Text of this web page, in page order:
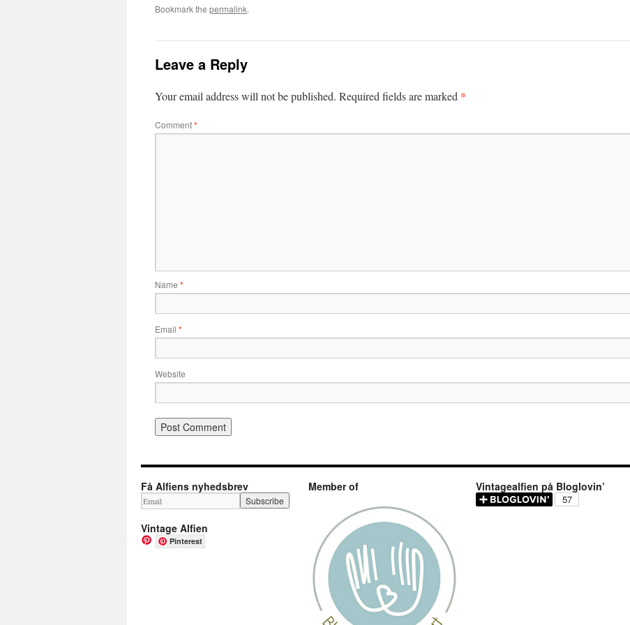
Bookmark the permalink.
Leave a Reply
Your email address will not be published. Required fields are marked *
Comment*
Name *
Email *
Website
Få Alfiens nyhedsbrev
Vintage Alfien
Pinterest
Member of Vintagealfien på Bloglovin’